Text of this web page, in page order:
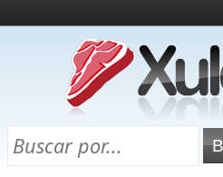
¿Qué es esto?
Directorio
Chuletas para exámenes